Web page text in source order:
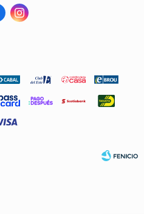
